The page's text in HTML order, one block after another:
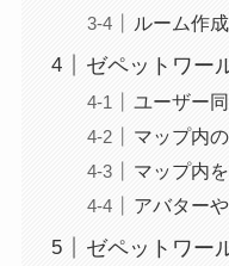
ルーム作
ゼペットワー
ユーザー
マップ内
マップ内
アバター
ゼペットワー